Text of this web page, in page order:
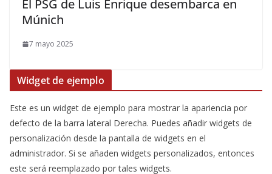
El PSG de Luis Enrique desembarca en
Múnich
7 mayo 2025
Widget de ejemplo
Este es un widget de ejemplo para mostrar la apariencia por
defecto de la barra lateral Derecha. Puedes añadir widgets de
personalización desde la pantalla de widgets en el
administrador. Si se añaden widgets personalizados, entonces
este será reemplazado por tales widgets.